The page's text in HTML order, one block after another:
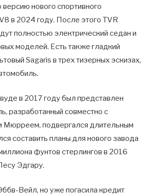
нового спортивного
в 2024 году. После этого TVR
полностью электрический седан и
моделей. Есть также гладкий
Sagaris в трех тизерных эскизах,
в 2017 году был представлен
разработанный совместно с
подвергался длительным
составить планы для нового завода
фунтов стерлингов в 2016
Эдгару.
Вейл, но уже погасила кредит